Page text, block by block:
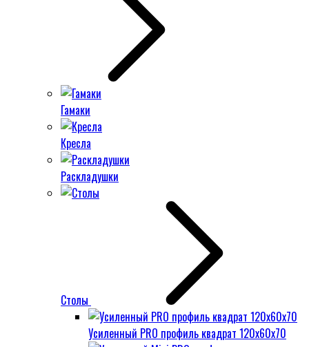
Гамаки
Кресла
Раскладушки
Столы
Усиленный PRO профиль квадрат 120х60х70